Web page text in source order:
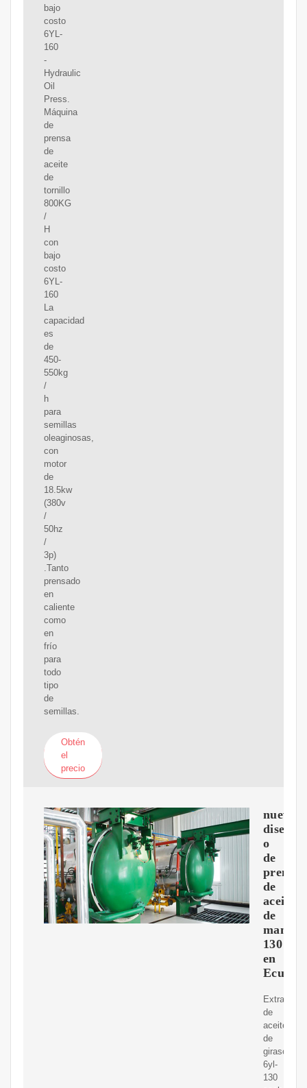
bajo
costo
6YL-
160
-
Hydraulic
Oil
Press.
Máquina
de
prensa
de
aceite
de
tornillo
800KG
/
H
con
bajo
costo
6YL-
160
La
capacidad
es
de
450-
550kg
/
h
para
semillas
oleaginosas,
con
motor
de
18.5kw
(380v
/
50hz
/
3p)
.Tanto
prensado
en
caliente
como
en
frío
para
todo
tipo
de
semillas.
Obtén
el
precio
nuevo
dise?
o
de
prensa
de
aceite
de
maní-
130
en
Extracción
de
aceite
de
girasol
6yl-
130